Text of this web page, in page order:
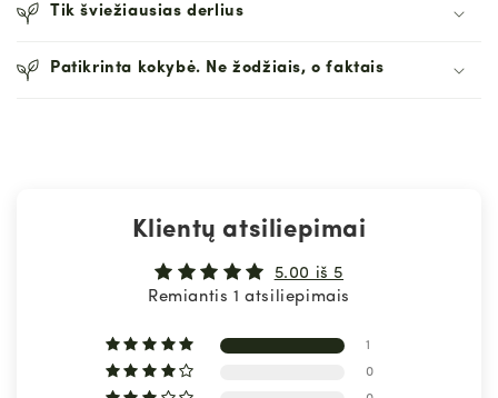
Tik šviežiausias derlius
Patikrinta kokybė. Ne žodžiais, o faktais
Klientų atsiliepimai
5.00 iš 5
Remiantis 1 atsiliepimais
1
0